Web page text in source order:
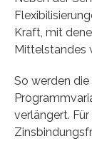
Kraft, mit
Mittelstandes
So werden
verlängert.